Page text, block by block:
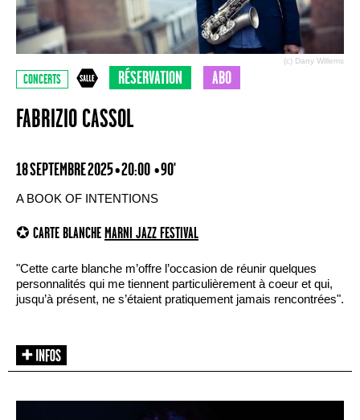
(c) Dany Willems
CONCERTS RÉSERVATION ABO
FABRIZIO CASSOL
18 SEPTEMBRE 2025 • 20:00 • 90'
A BOOK OF INTENTIONS
✪ CARTE BLANCHE MARNI JAZZ FESTIVAL
"Cette carte blanche m’offre l’occasion de réunir quelques
personnalités qui me tiennent particulièrement à coeur et qui,
jusqu’à présent, ne s’étaient pratiquement jamais rencontrées".